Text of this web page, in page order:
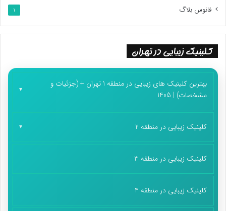
فانوس بلاگ 1
کلینیک زیبایی در تهران
بهترین کلینیک های زیبایی در منطقه 1 تهران + (جزئیات و
مشخصات) | 1405
کلینیک زیبایی در منطقه 2
کلینیک زیبایی در منطقه 3
کلینیک زیبایی در منطقه 4